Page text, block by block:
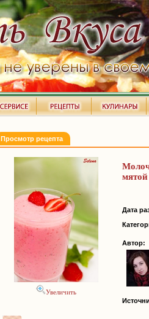
Просмотр рецепта
Увеличить
мятой
Дата
Автор: